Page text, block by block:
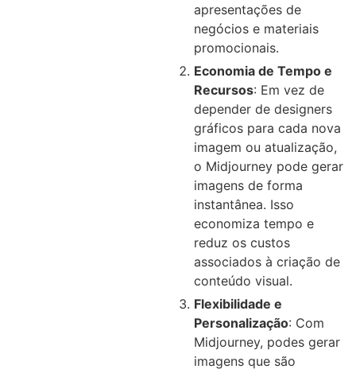
apresentações de
negócios e materiais
promocionais.
Economia de Tempo e
Recursos: Em vez de
depender de designers
gráficos para cada nova
imagem ou atualização,
o Midjourney pode gerar
imagens de forma
instantânea. Isso
economiza tempo e
reduz os custos
associados à criação de
conteúdo visual.
Flexibilidade e
Personalização: Com
Midjourney, podes gerar
imagens que são